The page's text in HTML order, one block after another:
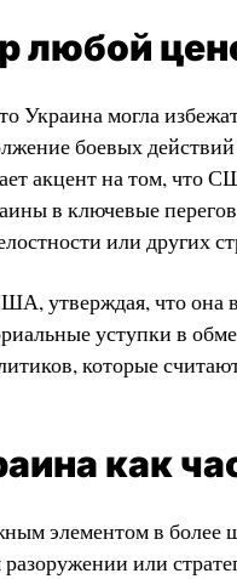
любой
Украина могла
боевых
акцент на том, что
в ключевые
или других
утверждая, что она
уступки в
которые
как
элементом в более
или